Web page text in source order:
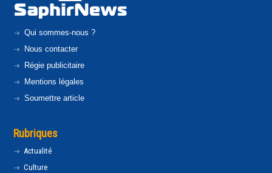
Qui sommes-nous ?
Nous contacter
Régie publicitaire
Mentions légales
Soumettre article
Rubriques
Actualité
Culture